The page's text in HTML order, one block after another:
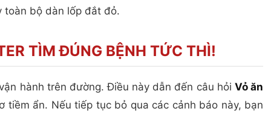
toàn bộ dàn lốp đắt đỏ.
TÌM ĐÚNG BỆNH TỨC THÌ!
hành trên đường. Điều này dẫn đến câu hỏi Vỏ ăn
tiềm ẩn. Nếu tiếp tục bỏ qua các cảnh báo này, bạn